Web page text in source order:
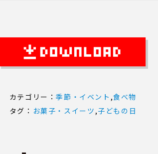
カテゴリー：季節・イベント ,食べ物
タグ： お菓子・スイーツ ,子どもの日